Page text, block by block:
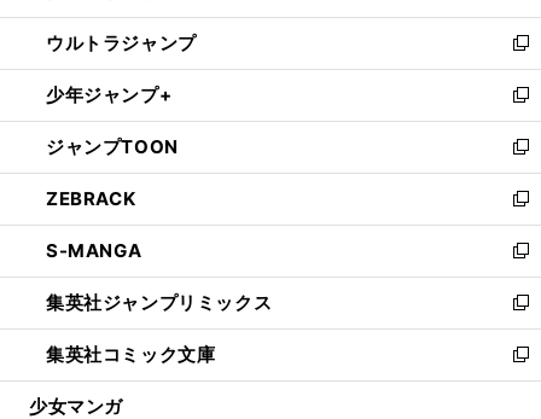
開
く
ウ
で
開
く
ン
ド
ウ
で
開
く
ウ
ィ
ン
ド
ウ
で
開
く
し
い
ウ
ィ
ン
ド
ウ
で
開
く
ウルトラジャンプ
新
し
い
ウ
ィ
ン
ド
ウ
で
開
く
少年ジャンプ+
新
し
い
ウ
ィ
ン
ド
ウ
で
開
く
ジャンプTOON
新
し
い
ウ
ィ
ン
ド
ウ
で
開
ZEBRACK
新
し
い
ウ
ィ
ン
ド
ウ
S-MANGA
新
し
い
ウ
ィ
ン
集英社ジャンプリミックス
新
し
い
ウ
集英社コミック文庫
新
し
少女マンガ